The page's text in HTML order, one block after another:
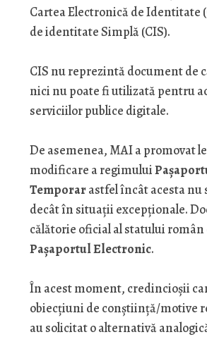
Cartea Electronică de Identitate
de identitate Simplă (CIS).
CIS nu reprezintă document de
nici nu poate fi utilizată pentru
serviciilor publice digitale.
De asemenea, MAI a promovat
modificare a regimului
Temporarastfel încât acesta nu
decât în situații excepționale.
călătorie oficial al statului român
Pașaportul Electronic.
În acest moment, credincioșii
obiecțiuni de conștiință/motive
au solicitat o alternativă